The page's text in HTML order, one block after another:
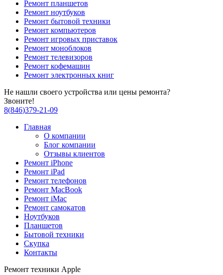
Ремонт планшетов
Ремонт ноутбуков
Ремонт бытовой техники
Ремонт компьютеров
Ремонт игровых приставок
Ремонт моноблоков
Ремонт телевизоров
Ремонт кофемашин
Ремонт электронных книг
Не нашли своего устройства или цены ремонта?
Звоните!
8(846)379-21-09
Главная
О компании
Блог компании
Отзывы клиентов
Ремонт iPhone
Ремонт iPad
Ремонт телефонов
Ремонт MacBook
Ремонт iMac
Ремонт самокатов
Ноутбуков
Планшетов
Бытовой техники
Скупка
Контакты
Ремонт техники Apple